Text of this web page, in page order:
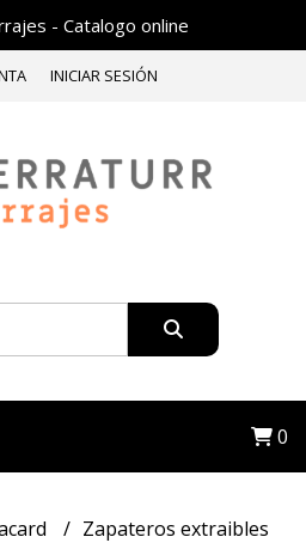
- Catalogo online
INICIAR SESIÓN
0
Zapateros extraibles